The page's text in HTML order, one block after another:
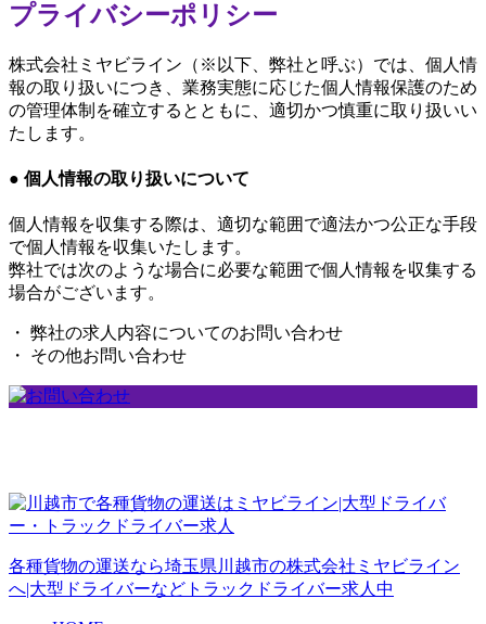
プライバシーポリシー
株式会社ミヤビライン（※以下、弊社と呼ぶ）では、個人情
報の取り扱いにつき、業務実態に応じた個人情報保護のため
の管理体制を確立するとともに、適切かつ慎重に取り扱いい
たします。
● 個人情報の取り扱いについて
個人情報を収集する際は、適切な範囲で適法かつ公正な手段
で個人情報を収集いたします。
弊社では次のような場合に必要な範囲で個人情報を収集する
場合がございます。
・ 弊社の求人内容についてのお問い合わせ
・ その他お問い合わせ
各種貨物の運送なら埼玉県川越市の株式会社ミヤビライン
へ|大型ドライバーなどトラックドライバー求人中